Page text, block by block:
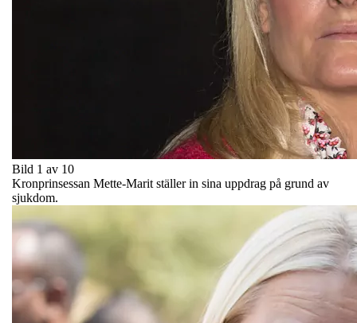
Bild 1 av 10
Kronprinsessan Mette-Marit ställer in sina uppdrag på grund av
sjukdom.